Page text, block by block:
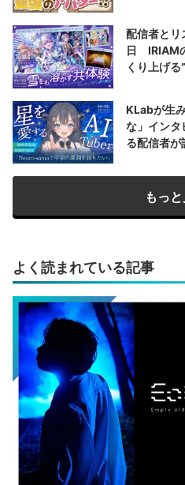
配信者とリ
日 IRIAM
くり上げる”
KLabが生
な」イン
る配信者が
もっ
よく読まれている記事